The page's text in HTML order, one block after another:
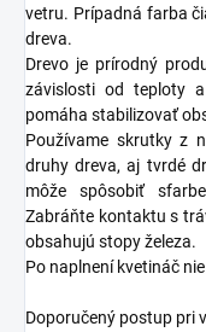
vetru. Prípadná farba
dreva.
Drevo je prírodný
závislosti od teploty
pomáha stabilizovať
Používame skrutky z
druhy dreva, aj tvrdé
môže spôsobiť
Zabráňte kontaktu s
obsahujú stopy železa.
Po naplnení kvetináč
Doporučený postup pri